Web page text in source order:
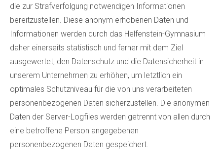
die zur Strafverfolgung notwendigen Informationen
bereitzustellen. Diese anonym erhobenen Daten und
Informationen werden durch das Helfenstein-Gymnasium
daher einerseits statistisch und ferner mit dem Ziel
ausgewertet, den Datenschutz und die Datensicherheit in
unserem Unternehmen zu erhöhen, um letztlich ein
optimales Schutzniveau für die von uns verarbeiteten
personenbezogenen Daten sicherzustellen. Die anonymen
Daten der Server-Logfiles werden getrennt von allen durch
eine betroffene Person angegebenen
personenbezogenen Daten gespeichert.